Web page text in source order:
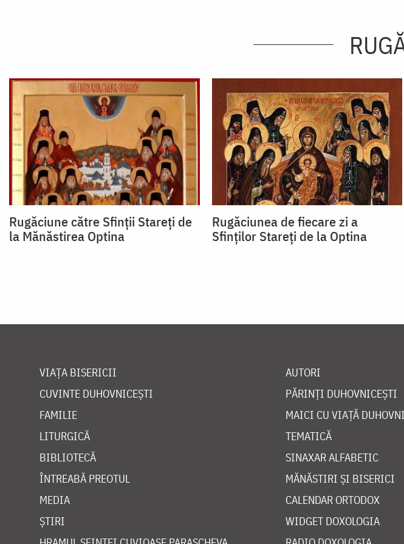
Rugăciune către Sfinții Stareți de
la Mănăstirea Optina
Rugăciunea de fiecare zi a
Sfinților Stareți de la Optina
VIAȚA BISERICII
CUVINTE DUHOVNICEȘTI
FAMILIE
LITURGICĂ
BIBLIOTECĂ
ÎNTREABĂ PREOTUL
MEDIA
ȘTIRI
AUTORI
PĂRINȚI DUHOVNICEȘTI
MAICI CU VIAȚĂ
TEMATICĂ
SINAXAR ALFABETIC
MĂNĂSTIRI ȘI BISERICI
CALENDAR ORTODOX
WIDGET DOXOLOGIA